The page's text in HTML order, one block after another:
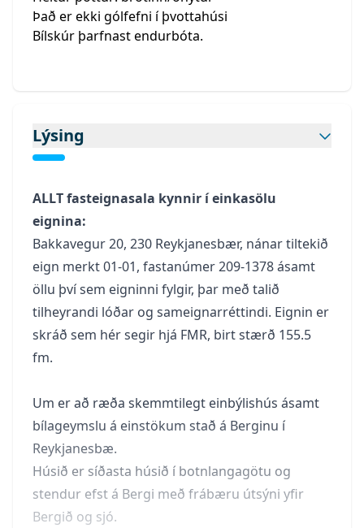
Það er ekki gólfefni í þvottahúsi
Bílskúr þarfnast endurbóta.
Lýsing
ALLTfasteignasala kynnir í einkasölu
eignina:
Bakkavegur 20, 230 Reykjanesbær, nánar tiltekið
eign merkt 01-01, fastanúmer 209-1378 ásamt
öllu því sem eigninni fylgir, þar með talið
tilheyrandi lóðar og sameignarréttindi. Eignin er
skráð sem hér segir hjá FMR, birt stærð 155.5
fm.
Um er að ræða skemmtilegt einbýlishús ásamt
bílageymslu á einstökum stað á Berginu í
Reykjanesbæ.
Húsið er síðasta húsið í botnlangagötu og
stendur efst á Bergi með frábæru útsýni yfir
Bergið og sjó.